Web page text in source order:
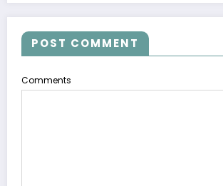
POST COMMENT
Comments